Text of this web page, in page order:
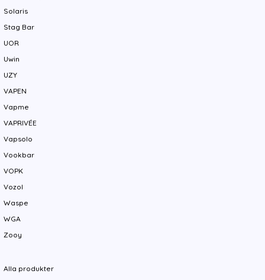
Solaris
Stag Bar
UOR
Uwin
UZY
VAPEN
Vapme
VAPRIVÉE
Vapsolo
Vookbar
VOPK
Vozol
Waspe
WGA
Zooy
Alla produkter